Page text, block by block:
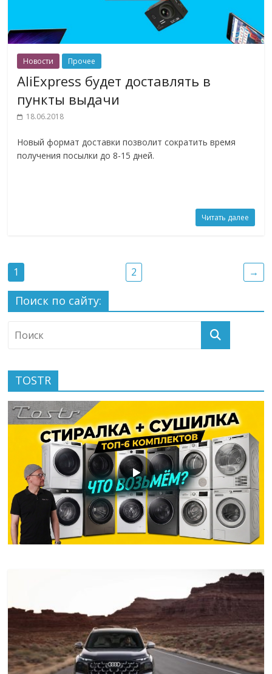
Новости Прочее
AliExpress будет доставлять в
пункты выдачи
18.06.2018
Новый формат доставки позволит сократить время
получения посылки до 8-15 дней.
Читать далее
1 2 →
Поиск по сайту:
TOSTR